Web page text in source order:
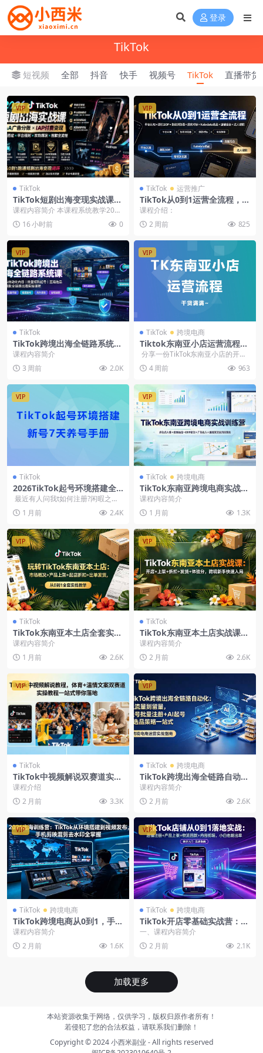
登录
TikTok
短视频 全部 抖音 快手 视频号 TikTok 直播带货
VIP
TikTok
TikTok短剧出海变现实战课：
IAA广告分账+IAP付费变现
流程
课程内容简介 本课程系统教学2026
年TikTok短剧出海从账号搭建、平
台规则、...
16 小时前 0
VIP
TikTok 运营推广
TikTok从0到1运营全流程，平
台认知环境搭建账号定位选品
课程介绍：
2 周前
825
VIP
TikTok
TikTok跨境出海全链路系统实
操课：AI自动化内容，批量矩
阵起号，蓝海选品回款-2026
年7月
课程内容简介
3 周前
2.0K
VIP
TikTok 跨境电商
Tiktok东南亚小店运营流程，
干货满满~（飞书文档）
分享一份TikTok东南亚小店的开店
流程，今年做东南亚的TikTok...
4 周前 963
VIP
TikTok
2026TikTok起号环境搭建全
流程+新号7天养号手册（PDF
文档）
最近有人问我t如何注册?闲暇之余
就根据自己经验写了这篇，希望对
大家有...
1 月前 2.4K
VIP
TikTok 跨境电商
TikTok东南亚跨境电商实战，
零基础入驻选品店铺后台妙手
ERP商品发布
课程内容简介
1 月前
1.3K
VIP
TikTok
TikTok东南亚本土店全套实
操，市场调研开店筹备产品上
课程内容简介
1 月前
2.6K
VIP
TikTok
TikTok东南亚本土店实战课：
开店上架起店折扣发货体验分
课程内容简介
2 月前
2.6K
VIP
TikTok
TikTok中视频解说双赛道实操
教程，体育赛事热点撬动自然
流量，温情文案收割高完播
课程介绍
2 月前
3.3K
VIP
TikTok 跨境电商
TikTok跨境出海全链路自动化
教程，账号批量注册AI起号选
品变现，从流量获取到留量转
化完整闭环
课程内容简介
2 月前
2.6K
VIP
TikTok 跨境电商
TikTok跨境电商从0到1，手机
环境搭建+视频发布+挂小黄车
+直播带货
课程内容简介
2 月前
1.6K
VIP
TikTok 跨境电商
TikTok开店零基础实战营：账
号风控+短视频拍摄剪辑+内容
策划，一站式跑通跨境变现
一、课程内容简介
2 月前
2.1K
加载更多
本站资源收集于网络，仅供学习，版权归原作者所有！
若侵犯了您的合法权益，请联系我们删除！
Copyright © 2024小西米副业 - All rights reserved